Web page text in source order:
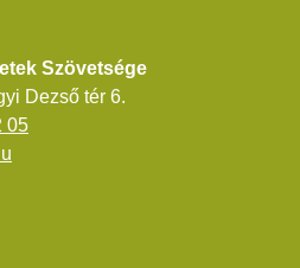
Szövetsége
Dezső tér 6.
05